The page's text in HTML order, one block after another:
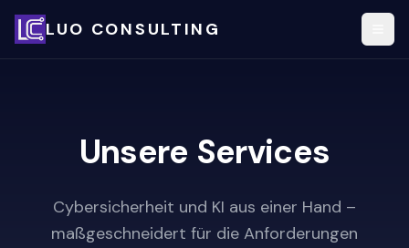
LUO CONSULTING
Unsere Services
Cybersicherheit und KI aus einer Hand –
maßgeschneidert für die Anforderungen